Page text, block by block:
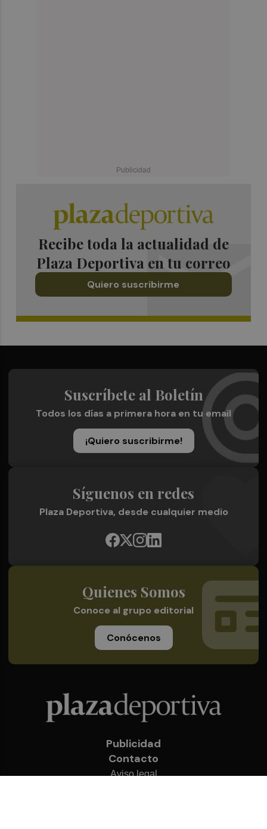
Recibe toda la actualidad de
Plaza Deportiva en tu correo
Quiero suscribirme
Suscríbete al Boletín
Todos los días a primera hora en tu email
¡Quiero suscribirme!
Síguenos en redes
Plaza Deportiva, desde cualquier medio
Quienes Somos
Conoce al grupo editorial
Conócenos
Publicidad
Contacto
Aviso legal